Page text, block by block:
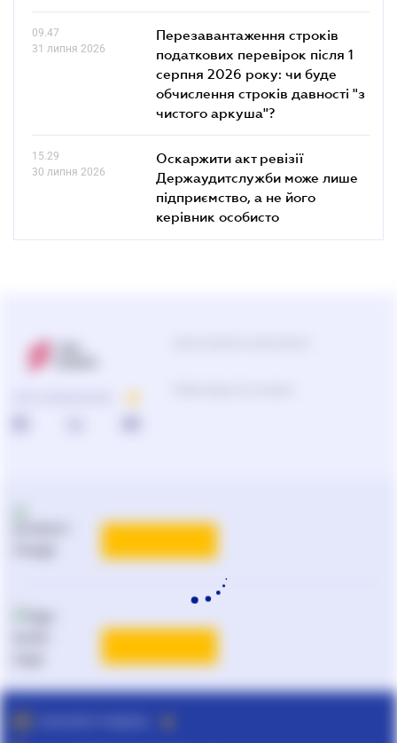
09.47
31 липня 2026
Перезавантаження строків
податкових перевірок після 1
серпня 2026 року: чи буде
обчислення строків давності "з
чистого аркуша"?
15.29
30 липня 2026
Оскаржити акт ревізії
Держаудитслужби може лише
підприємство, а не його
керівник особисто